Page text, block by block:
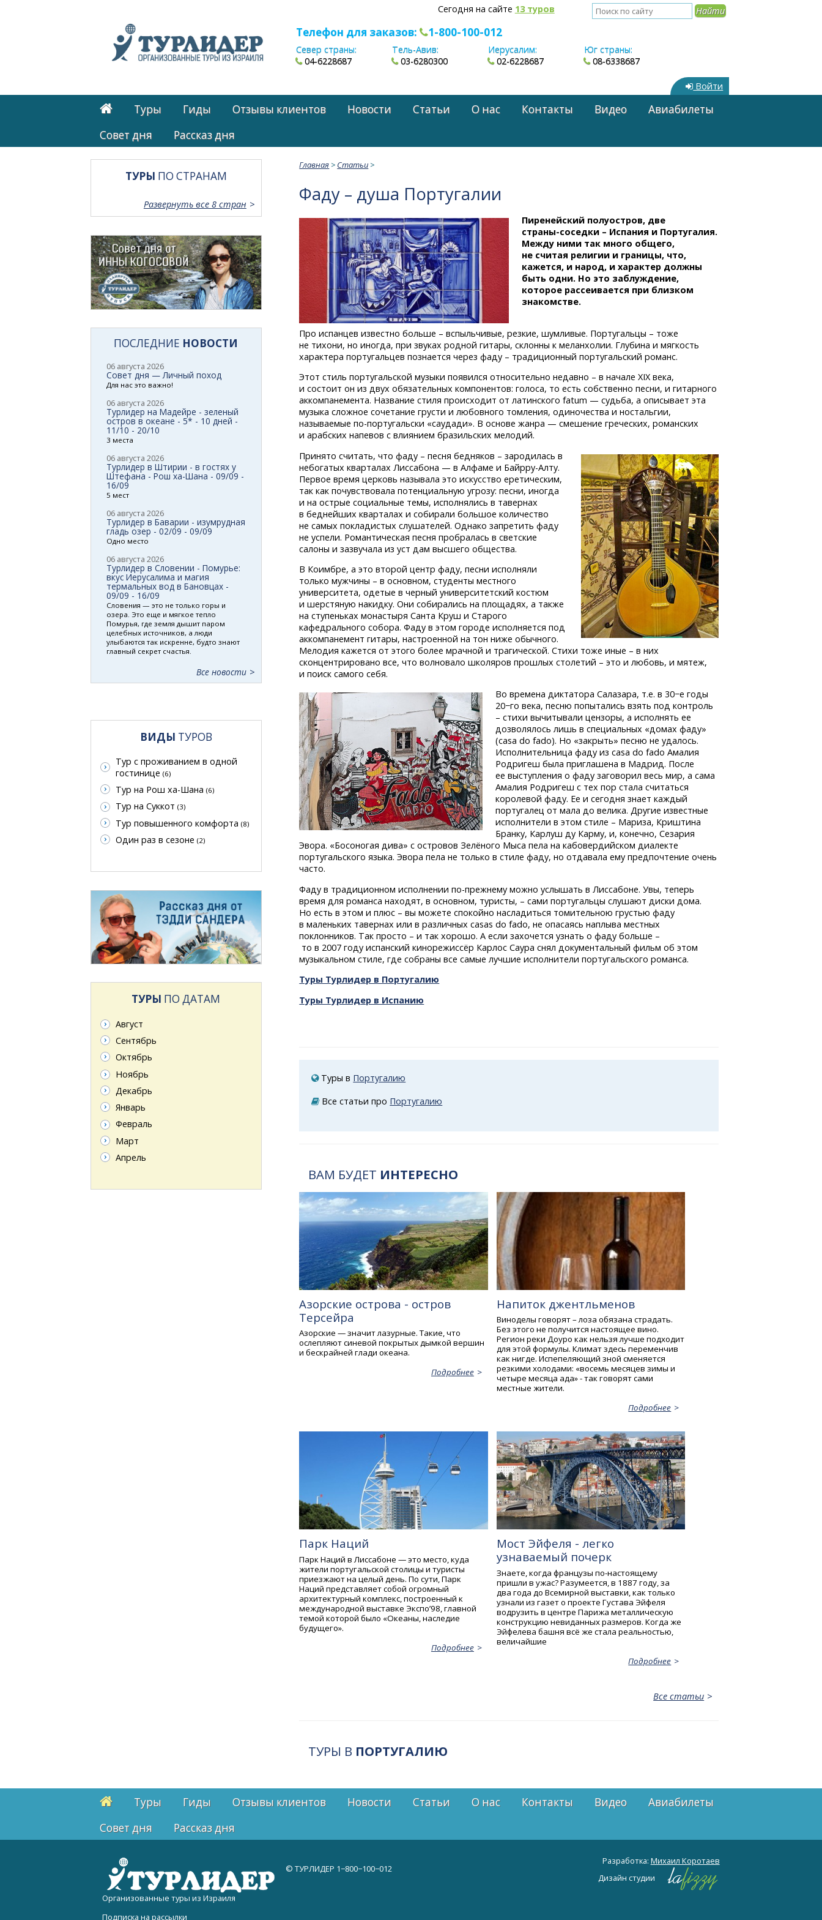
Сегодня на сайте 13 туров
Телефон для заказов: 1-800-100-012
Север страны:
04-6228687
Тель-Авив:
03-6280300
Иерусалим:
02-6228687
Юг страны:
08-6338687
Войти
Туры Гиды Отзывы клиентов Новости Статьи О нас Контакты Видео
Авиабилеты
Cовет дня
Рассказ дня
Главная > Статьи >
Фаду – душа Португалии
Пиренейский полуостров, две
страны-соседки– Испания и Португалия.
Между ними так много общего,
не считая религии и границы, что,
кажется, и народ, и характер должны
быть одни. Но это заблуждение,
которое рассеивается при близком
знакомстве.
Про испанцев известно больше – вспыльчивые, резкие, шумливые. Португальцы – тоже
не тихони, но иногда, при звуках родной гитары, склонны к меланхолии. Глубина и мягкость
характера португальцев познается через фаду – традиционный португальский романс.
Этот стиль португальской музыки появился относительно недавно – в начале XIX века,
и состоит он из двух обязательных компонентов: голоса, то есть собственно песни, и гитарного
аккомпанемента. Название стиля происходит от латинского fatum — судьба, а описывает эта
музыка сложное сочетание грусти и любовного томления, одиночества и ностальгии,
называемыепо-португальски «саудади». В основе жанра — смешение греческих, романских
и арабских напевов с влиянием бразильских мелодий.
Принято считать, что фаду – песня бедняков – зародилась в
небогатых кварталах Лиссабона — в Алфамеи Байрру-Алту.
Первое время церковь называла это искусство еретическим,
так как почувствовала потенциальную угрозу: песни, иногда
и на острые социальные темы, исполнялись в тавернах
в беднейших кварталах и собирали большое количество
не самых покладистых слушателей. Однако запретить фаду
не успели. Романтическая песня пробралась в светские
салоны и зазвучала из уст дам высшего общества.
В Коимбре, а это второй центр фаду, песни исполняли
только мужчины – в основном, студенты местного
университета, одетые в черный университетский костюм
и шерстяную накидку. Они собирались на площадях, а также
на ступеньках монастыря Санта Круш и Старого
кафедрального собора. Фаду в этом городе исполняется под
аккомпанемент гитары, настроенной на тон ниже обычного.
Мелодия кажется от этого более мрачной и трагической. Стихи тоже иные – в них
сконцентрировано все, что волновало школяров прошлых столетий – это и любовь, и мятеж,
и поиск самого себя.
Во времена диктатора Салазара, т.е. в 30−е годы
20−го века, песню попытались взять под контроль
– стихи вычитывали цензоры, а исполнять ее
дозволялось лишь в специальных «домах фаду»
(casa do fadо). Но «закрыть» песню не удалось.
Исполнительница фаду из casa do fadо Амалия
Родригеш была приглашена в Мадрид. После
ее выступления о фаду заговорил весь мир, а сама
Амалия Родригеш с тех пор стала считаться
королевой фаду. Ее и сегодня знает каждый
португалец от мала до велика. Другие известные
исполнители в этом стиле – Мариза, Криштина
Бранку, Карлуш ду Карму, и, конечно, Сезария
Эвора. «Босоногая дива» с островов Зелёного Мыса пела на кабовердийском диалекте
португальского языка. Эвора пела не только в стиле фаду, но отдавала ему предпочтение очень
часто.
Фаду в традиционном исполнениипо-прежнему можно услышать в Лиссабоне. Увы, теперь
время для романса находят, в основном, туристы, – сами португальцы слушают диски дома.
Но есть в этом и плюс – вы можете спокойно насладиться томительною грустью фаду
в маленьких тавернах или в различных casas do fadо, не опасаясь наплыва местных
поклонников. Так просто – и так хорошо. А если захочется узнать о фаду больше –
то в 2007 году испанский кинорежиссёр Карлос Саура снял документальный фильм об этом
музыкальном стиле, где собраны все самые лучшие исполнители португальского романса.
Туры Турлидер в Португалию
Туры Турлидер в Испанию
Туры в Португалию
Все статьи про Португалию
ВАМ БУДЕТ ИНТЕРЕСНО
Азорские острова - остров
Терсейра
Азорские — значит лазурные. Такие, что
ослепляют синевой покрытых дымкой вершин
и бескрайней глади океана.
Подробнее
Напиток джентльменов
Виноделы говорят – лоза обязана страдать.
Без этого не получится настоящее вино.
Регион реки Доуро как нельзя лучше подходит
для этой формулы. Климат здесь переменчив
как нигде. Испепеляющий зной сменяется
резкими холодами: «восемь месяцев зимы и
четыре месяца ада» - так говорят сами
местные жители.
Подробнее
Парк Наций
Парк Наций в Лиссабоне — это место, куда
жители португальской столицы и туристы
приезжают на целый день. По сути, Парк
Наций представляет собой огромный
архитектурный комплекс, построенный к
международной выставке Экспо’98, главной
темой которой было «Океаны, наследие
будущего».
Подробнее
Мост Эйфеля - легко
узнаваемый почерк
Знаете, когда французы по-настоящему
пришли в ужас? Разумеется, в 1887 году, за
два года до Всемирной выставки, как только
узнали из газет о проекте Густава Эйфеля
водрузить в центре Парижа металлическую
конструкцию невиданных размеров. Когда же
Эйфелева башня всё же стала реальностью,
величайшие
Подробнее
Все статьи
ТУРЫ В ПОРТУГАЛИЮ
ТУРЫ ПО СТРАНАМ
Развернуть все 8 стран
ПОСЛЕДНИЕ НОВОСТИ
06 августа 2026
Совет дня — Личный поход
Для нас это важно!
06 августа 2026
Турлидер на Мадейре - зеленый
остров в океане - 5* - 10 дней -
11/10 - 20/10
3 места
06 августа 2026
Турлидер в Штирии - в гостях у
Штефана - Рош ха-Шана - 09/09 -
16/09
5 мест
06 августа 2026
Турлидер в Баварии - изумрудная
гладь озер - 02/09 - 09/09
Одно место
06 августа 2026
Турлидер в Словении - Помурье:
вкус Иерусалима и магия
термальных вод в Бановцах -
09/09 - 16/09
Словения — это не только горы и
озера. Это еще и мягкое тепло
Помурья, где земля дышит паром
целебных источников, а люди
улыбаются так искренне, будто знают
главный секрет счастья.
Все новости
ВИДЫ ТУРОВ
Тур с проживанием в одной
гостинице (6)
Тур на Рош ха-Шана (6)
Тур на Суккот (3)
Тур повышенного комфорта (8)
Один раз в сезоне (2)
ТУРЫ ПО ДАТАМ
Август
Сентябрь
Октябрь
Ноябрь
Декабрь
Январь
Февраль
Март
Апрель
Туры Гиды Отзывы клиентов Новости Статьи О нас Контакты Видео
Авиабилеты
Cовет дня
Рассказ дня
© ТУРЛИДЕР 1−800−100−012
Организованные туры из Израиля
Подписка на рассылки
Разработка: Михаил Коротаев
Дизайн студии